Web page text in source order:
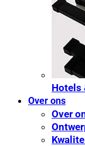
Hotels
Over ons
Over